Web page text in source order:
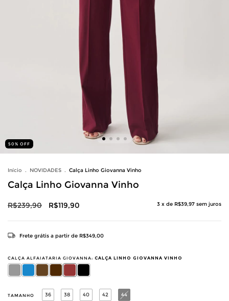
50 % OFF
Início . NOVIDADES . Calça Linho Giovanna Vinho
Calça Linho Giovanna Vinho
R$239,90 R$119,90 3 x de R$39,97 sem juros
Frete grátis a partir de R$349,00
CALÇA ALFAIATARIA GIOVANNA: CALÇA LINHO GIOVANNA VINHO
TAMANHO 36 38 40 42 44